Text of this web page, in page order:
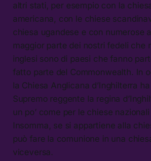
altri stati, per esempio con la
americana, con le chiese
chiesa ugandese e con numerose
maggior parte dei nostri fedeli che
inglesi sono di paesi che fanno
fatto parte del Commonwealth. In
la Chiesa Anglicana d’Inghilterra
Supremo reggente la regina
un po’ come per le chiese
Insomma, se si appartiene alla
può fare la comunione in una
viceversa.